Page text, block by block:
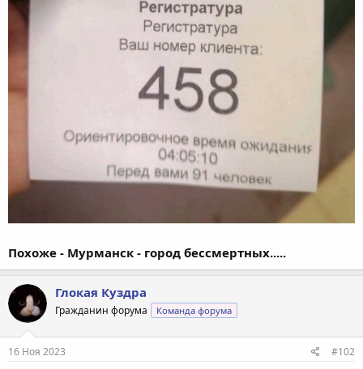
Похоже - Мурманск - город бессмертных.....
Глокая Куздра
Гражданин форума Команда форума
16 Ноя 2023 #102